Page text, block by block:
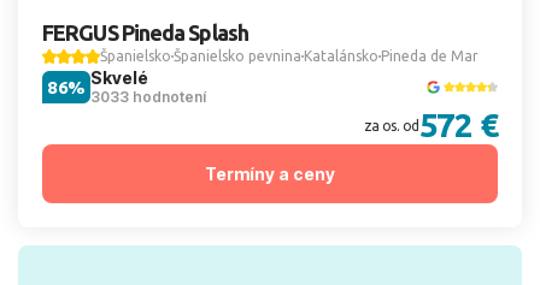
FERGUS Pineda Splash
Španielsko Španielsko pevnina Katalánsko Pineda de Mar
Skvelé
3033 hodnotení
86%
za os. od 572 €
Termíny a ceny